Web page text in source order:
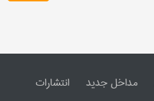
مداخل جدید
انتشارات